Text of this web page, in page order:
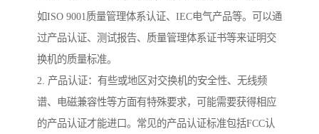
如ISO 9001质量管理体系认证、IEC电气产品等。可以通
过产品认证、测试报告、质量管理体系证书等来证明交
换机的质量标准。
2. 产品认证：有些或地区对交换机的安全性、无线频
谱、电磁兼容性等方面有特殊要求，可能需要获得相应
的产品认证才能进口。常见的产品认证标准包括FCC认